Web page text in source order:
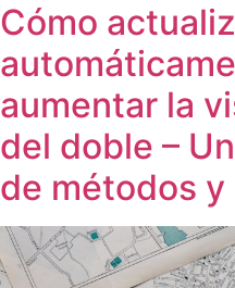
Cómo
aumentar la
del doble –
de métodos